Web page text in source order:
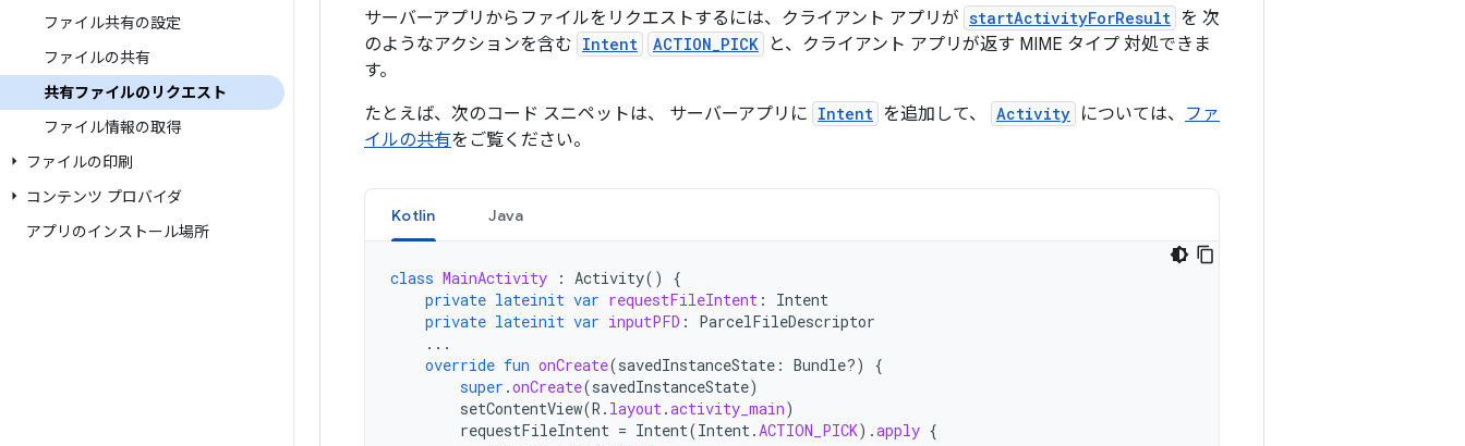
ファイル共有の設定
ファイルの共有
共有ファイルのリクエスト
ファイル情報の取得
ファイルの印刷
コンテンツ プロバイダ
アプリのインストール場所
サーバーアプリからファイルをリクエストするには、クライアント アプリが startActivityForResult を 次
のようなアクションを含む Intent ACTION_PICK
と、クライアント アプリが返す MIME タイプ 対処できま
す。
たとえば、次のコード スニペットは、 サーバーアプリに Intent を追加して、 Activity については、 ファ
イルの共有をご覧ください。
Kotlin Java
class MainActivity : Activity()
{
private lateinit var requestFileIntent :
Intent
private lateinit var inputPFD :
ParcelFileDescriptor
...
override fun onCreate(savedInstanceState : Bundle?)
{
super .onCreate(savedInstanceState)
setContentView(R . layout.activity_main)
requestFileIntent = Intent(Intent.ACTION_PICK).apply {